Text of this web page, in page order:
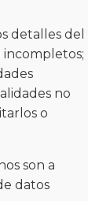
detalles del
incompletos;
no
o
son a
datos